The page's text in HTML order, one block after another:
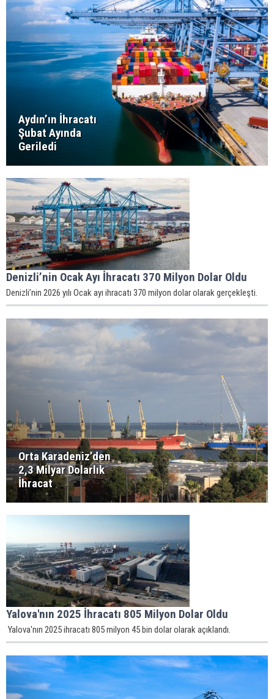
Aydın’ın İhracatı
Şubat Ayında
Geriledi
Denizli’nin Ocak Ayı İhracatı 370 Milyon Dolar Oldu
Denizli’nin 2026 yılı Ocak ayı ihracatı 370 milyon dolar olarak gerçekleşti.
Orta Karadeniz’den
2,3 Milyar Dolarlık
İhracat
Yalova'nın 2025 İhracatı 805 Milyon Dolar Oldu
Yalova'nın 2025 ihracatı 805 milyon 45 bin dolar olarak açıklandı.